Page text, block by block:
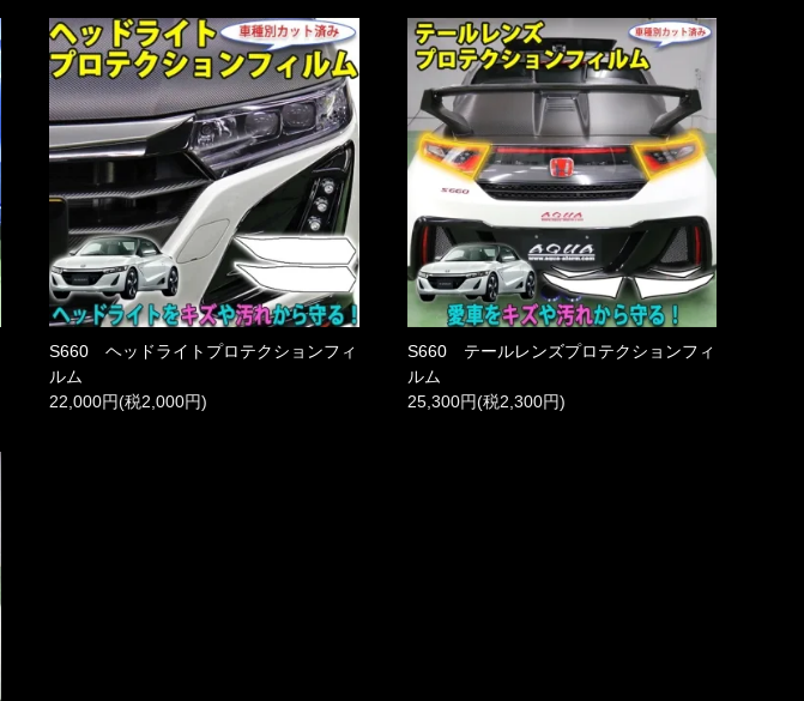
S660 ヘッドライトプロテクションフィ
ルム
22,000円(税2,000円)
S660 テールレンズプロテクションフィ
ルム
25,300円(税2,300円)